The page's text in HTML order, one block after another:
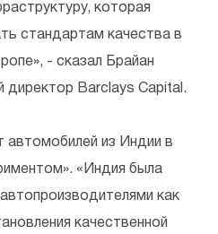
которая
стандартам качества в
- сказал Брайан
Barclays Capital.
автомобилей из Индии в
«Индия была
как
качественной